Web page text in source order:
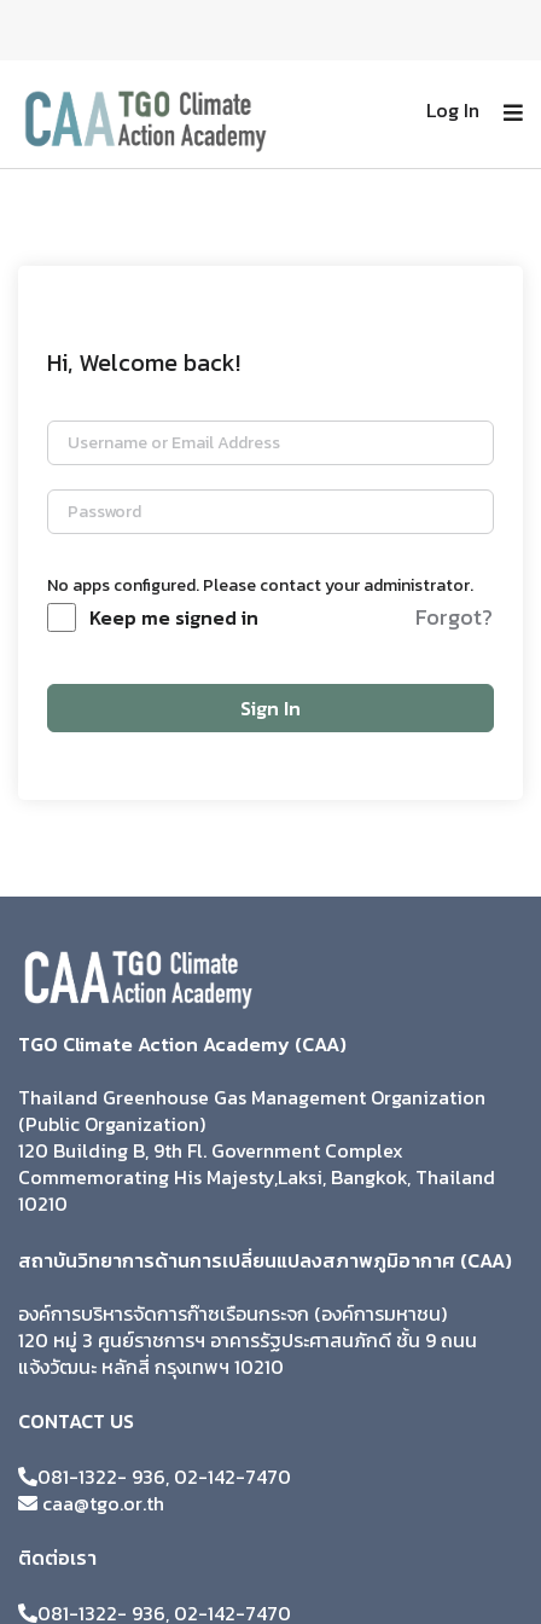
Log In
Hi, Welcome back!
No apps configured. Please contact your administrator.
Keep me signed in Forgot?
Sign In
TGO Climate Action Academy (CAA)
Thailand Greenhouse Gas Management Organization
(Public Organization)
120 Building B, 9th Fl. Government Complex
Commemorating His Majesty,Laksi, Bangkok, Thailand
10210
สถาบันวิทยาการด้านการเปลี่ยนแปลงสภาพภูมิอากาศ (CAA)
องค์การบริหารจัดการก๊าซเรือนกระจก (องค์การมหาชน)
120 หมู่ 3 ศูนย์ราชการฯ อาคารรัฐประศาสนภักดี ชั้น 9 ถนน
แจ้งวัฒนะ หลักสี่ กรุงเทพฯ 10210
CONTACT US
081-1322- 936, 02-142-7470
caa@tgo.or.th
ติดต่อเรา
081-1322- 936, 02-142-7470